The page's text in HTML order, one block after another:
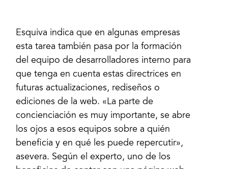
Esquiva indica que en algunas empresas
esta tarea también pasa por la formación
del equipo de desarrolladores interno para
que tenga en cuenta estas directrices en
futuras actualizaciones, rediseños o
ediciones de la web. «La parte de
concienciación es muy importante, se abre
los ojos a esos equipos sobre a quién
beneficia y en qué les puede repercutir»,
asevera. Según el experto, uno de los